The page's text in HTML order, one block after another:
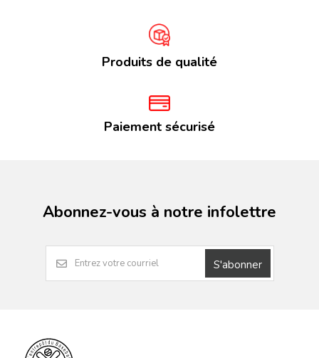
Produits de qualité
Paiement sécurisé
Abonnez-vous à notre infolettre
S'abonner